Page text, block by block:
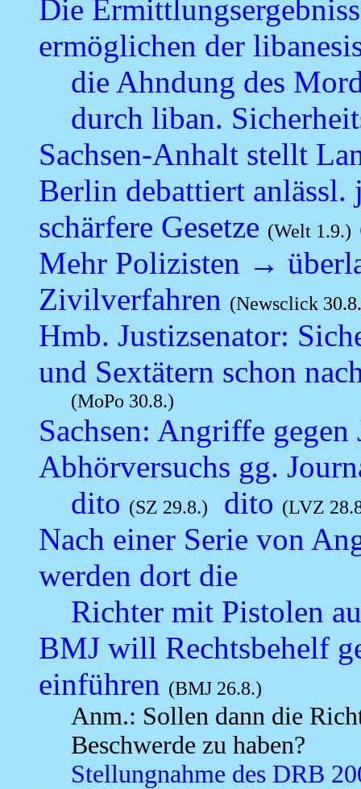
Die
ermöglichen der
die Ahndung des
durch liban.
Sachsen-Anhalt stellt
Berlin debattiert anlässl.
schärfere Gesetze (Welt 1.9.)
Mehr Polizisten →
Zivilverfahren (Newsclick
Hmb. Justizsenator:
und Sextätern schon
(MoPo 30.8.)
Sachsen: Angriffe
Abhörversuchs gg.
dito (SZ 29.8.) dito (LVZ
Nach einer Serie von
werden dort die
Richter mit Pistolen
BMJ will Rechtsbehelf
einführen (BMJ 26.8.)
Anm.: Sollen dann die
Beschwerde zu haben?
Stellungnahme des DRB